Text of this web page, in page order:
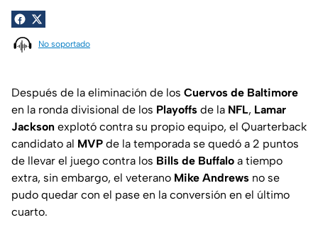
No soportado
Después de la eliminación de los Cuervos de Baltimore
en la ronda divisional de los Playoffs de la NFL, Lamar
Jackson explotó contra su propio equipo, el Quarterback
candidato al MVP de la temporada se quedó a 2 puntos
de llevar el juego contra los Bills de Buffalo a tiempo
extra, sin embargo, el veterano Mike Andrews no se
pudo quedar con el pase en la conversión en el último
cuarto.